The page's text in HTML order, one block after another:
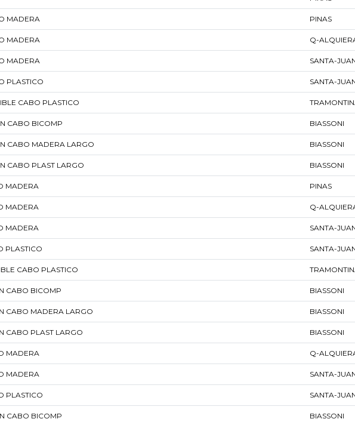
MADERA PINAS
MADERA Q-
MADERA SANTA-
PLASTICO SANTA-
CABO PLASTICO
CABO BICOMP BIASSONI
CABO MADERA LARGO BIASSONI
CABO PLAST LARGO BIASSONI
MADERA PINAS
MADERA Q-
MADERA SANTA-
PLASTICO SANTA-
CABO PLASTICO
CABO BICOMP BIASSONI
CABO MADERA LARGO BIASSONI
CABO PLAST LARGO BIASSONI
MADERA Q-
MADERA SANTA-
PLASTICO SANTA-
CABO BICOMP BIASSONI